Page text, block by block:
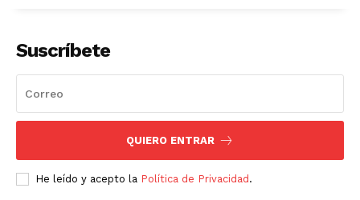
Suscríbete
QUIERO ENTRAR
He leído y acepto la Política de Privacidad.